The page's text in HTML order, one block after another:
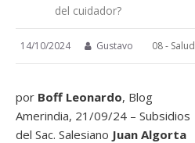
del cuidador?
14/10/2024 Gustavo 08 - Salud
por Boff Leonardo, Blog
Amerindia, 21/09/24 – Subsidios
del Sac. Salesiano Juan Algorta